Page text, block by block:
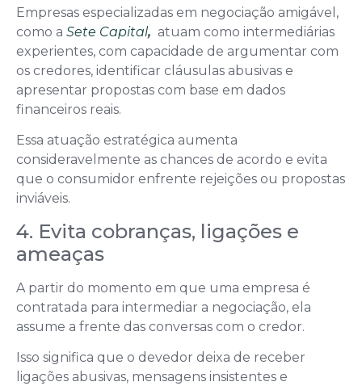
Empresas especializadas em negociação amigável,
como a Sete Capital, atuam como intermediárias
experientes, com capacidade de argumentar com
os credores, identificar cláusulas abusivas e
apresentar propostas com base em dados
financeiros reais.
Essa atuação estratégica aumenta
consideravelmente as chances de acordo e evita
que o consumidor enfrente rejeições ou propostas
inviáveis.
4. Evita cobranças, ligações e
ameaças
A partir do momento em que uma empresa é
contratada para intermediar a negociação, ela
assume a frente das conversas com o credor.
Isso significa que o devedor deixa de receber
ligações abusivas, mensagens insistentes e